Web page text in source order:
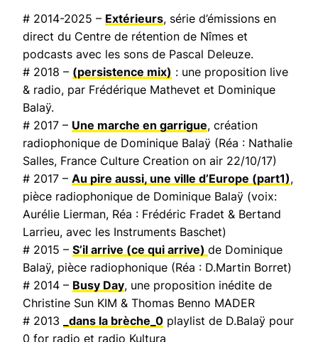
# 2014-2025 – Extérieurs, série d’émissions en
direct du Centre de rétention de Nîmes et
podcasts avec les sons de Pascal Deleuze.
# 2018 – (persistence mix) : une proposition live
& radio, par Frédérique Mathevet et Dominique
Balaÿ.
# 2017 – Une marche en garrigue, création
radiophonique de Dominique Balaÿ (Réa : Nathalie
Salles, France Culture Creation on air 22/10/17)
# 2017 – Au pire aussi, une ville d’Europe (part1),
pièce radiophonique de Dominique Balaÿ (voix:
Aurélie Lierman, Réa : Frédéric Fradet & Bertand
Larrieu, avec les Instruments Baschet)
# 2015 – S’il arrive (ce qui arrive) de Dominique
Balaÿ, pièce radiophonique (Réa : D.Martin Borret)
# 2014 – Busy Day, une proposition inédite de
Christine Sun KIM & Thomas Benno MADER
# 2013
_dans la brèche_0 playlist de D.Balaÿ pour
0 for radio et radio Kultura